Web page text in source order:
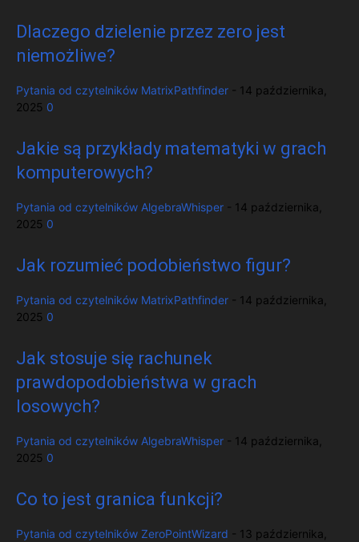
Dlaczego dzielenie przez zero jest
niemożliwe?
Pytania od czytelników MatrixPathfinder
14 października,
2025 0
Jakie są przykłady matematyki w grach
komputerowych?
Pytania od czytelników AlgebraWhisper
14 października,
2025 0
Jak rozumieć podobieństwo figur?
Pytania od czytelników MatrixPathfinder
14 października,
2025 0
Jak stosuje się rachunek
prawdopodobieństwa w grach
losowych?
Pytania od czytelników AlgebraWhisper
14 października,
2025 0
Co to jest granica funkcji?
Pytania od czytelników ZeroPointWizard
13 października,